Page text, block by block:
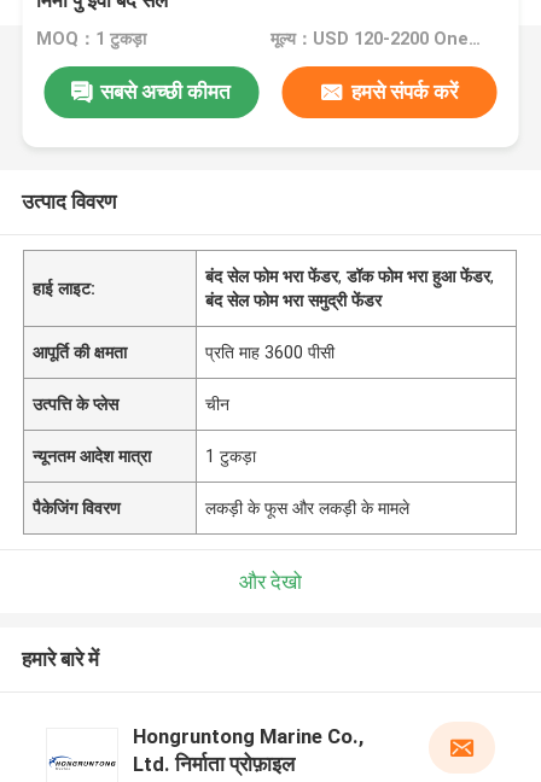
MOQ：1 टुकड़ा मूल्य：USD 120-2200 One Piece
सबसे अच्छी कीमत हमसे संपर्क करें
उत्पाद विवरण
हाई लाइट:
बंद सेल फोम भरा फेंडर,डॉक फोम भरा हुआ फेंडर,
बंद सेल फोम भरा समुद्री फेंडर
आपूर्ति की क्षमता प्रति माह 3600 पीसी
उत्पत्ति के प्लेस चीन
न्यूनतम आदेश मात्रा 1 टुकड़ा
पैकेजिंग विवरण लकड़ी के फूस और लकड़ी के मामले
और देखो
हमारे बारे में
Hongruntong Marine Co.,
Ltd. निर्माता प्रोफ़ाइल